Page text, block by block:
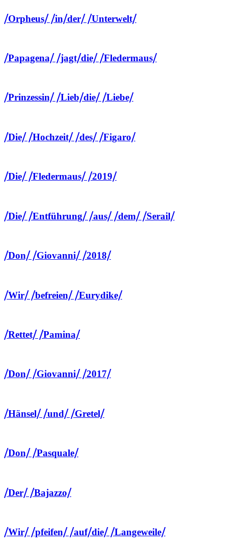
⧸Orpheus⧸ ⧸in⧸der⧸ ⧸Unterwelt⧸
⧸Papagena⧸ ⧸jagt⧸die⧸ ⧸Fledermaus⧸
⧸Prinzessin⧸ ⧸Lieb⧸die⧸ ⧸Liebe⧸
⧸Die⧸ ⧸Hochzeit⧸ ⧸des⧸ ⧸Figaro⧸
⧸Die⧸ ⧸Fledermaus⧸ ⧸2019⧸
⧸Die⧸ ⧸Entführung⧸ ⧸aus⧸ ⧸dem⧸ ⧸Serail⧸
⧸Don⧸ ⧸Giovanni⧸ ⧸2018⧸
⧸Wir⧸ ⧸befreien⧸ ⧸Eurydike⧸
⧸Rettet⧸ ⧸Pamina⧸
⧸Don⧸ ⧸Giovanni⧸ ⧸2017⧸
⧸Hänsel⧸ ⧸und⧸ ⧸Gretel⧸
⧸Don⧸ ⧸Pasquale⧸
⧸Der⧸ ⧸Bajazzo⧸
⧸Wir⧸ ⧸pfeifen⧸ ⧸auf⧸die⧸ ⧸Langeweile⧸